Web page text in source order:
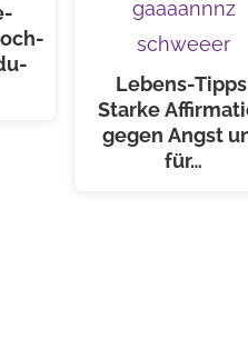
Lebens-
Starke
gegen Angst
für…